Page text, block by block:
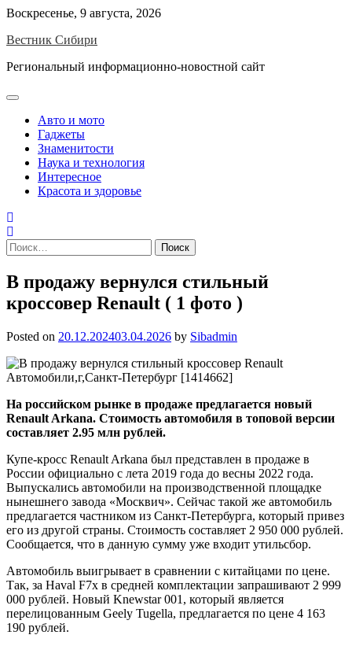
Skip
content
Воскресенье, 9 августа, 2026
Вестник Сибири
Региональный информационно-новостной сайт
Авто и мото
Гаджеты
Знаменитости
Наука и технология
Интересное
Красота и здоровье
Найти:
В продажу вернулся стильный
кроссовер Renault ( 1 фото )
Posted on 20.12.202403.04.2026 by Sibadmin
На российском рынке в продаже предлагается новый
Renault Arkana. Стоимость автомобиля в топовой версии
составляет 2.95 млн рублей.
Купе-кросс Renault Arkana был представлен в продаже в
России официально с лета 2019 года до весны 2022 года.
Выпускались автомобили на производственной площадке
нынешнего завода «Москвич». Сейчас такой же автомобиль
предлагается частником из Санкт-Петербурга, который привез
его из другой страны. Стоимость составляет 2 950 000 рублей.
Сообщается, что в данную сумму уже входит утильсбор.
Автомобиль выигрывает в сравнении с китайцами по цене.
Так, за Haval F7x в средней комплектации запрашивают 2 999
000 рублей. Новый Knewstar 001, который является
перелицованным Geely Tugella, предлагается по цене 4 163
190 рублей.